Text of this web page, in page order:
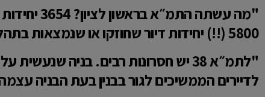
"מה עשתה
5800 (!!) יחידות דיור שחוזקו או שנמצאות בתהליך חיזוק. 5800 משפחות שיש להן מיגון או בתהליך מיגון."
"לתמ״א 38 יש חסרונות רבים. בניה
לדיירים הממשיכים לגור בבנין בעת הבניה